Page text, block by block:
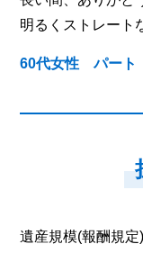
明るくストレート
60代女性 パート
遺産規模(報酬規